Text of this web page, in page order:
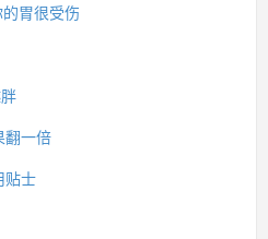
胃很受伤
翻一倍
贴士